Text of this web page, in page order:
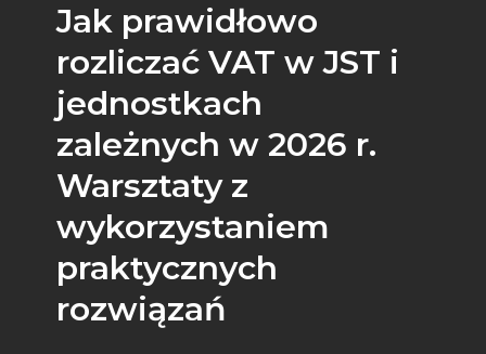
Jak prawidłowo
rozliczać VAT w JST i
jednostkach
zależnych w 2026 r.
Warsztaty z
wykorzystaniem
praktycznych
rozwiązań